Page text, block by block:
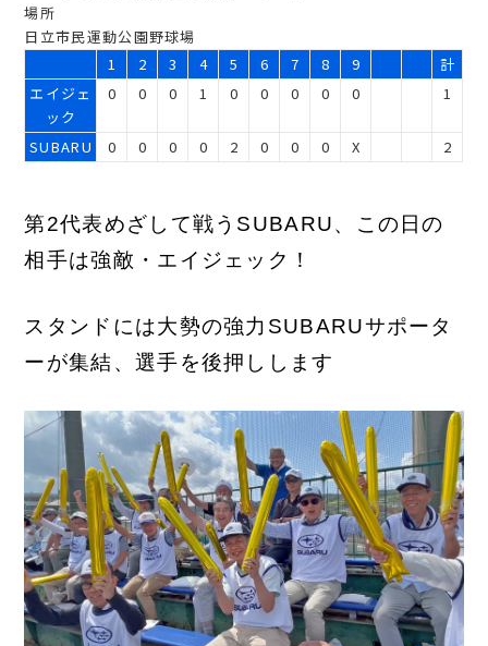
場所
日立市民運動公園野球場
1
2 3 4 5 6 7 8 9
計
エイジェ
ック
0 0 0 1 0 0 0 0 0 1
SUBARU 0 0 0 0 2 0 0 0 X 2
第2代表めざして戦うSUBARU、この日の
相手は強敵・エイジェック！
スタンドには大勢の強力SUBARUサポータ
ーが集結、選手を後押しします